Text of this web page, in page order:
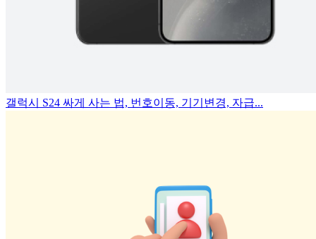
갤럭시 S24 싸게 사는 법, 번호이동, 기기변경, 자급...